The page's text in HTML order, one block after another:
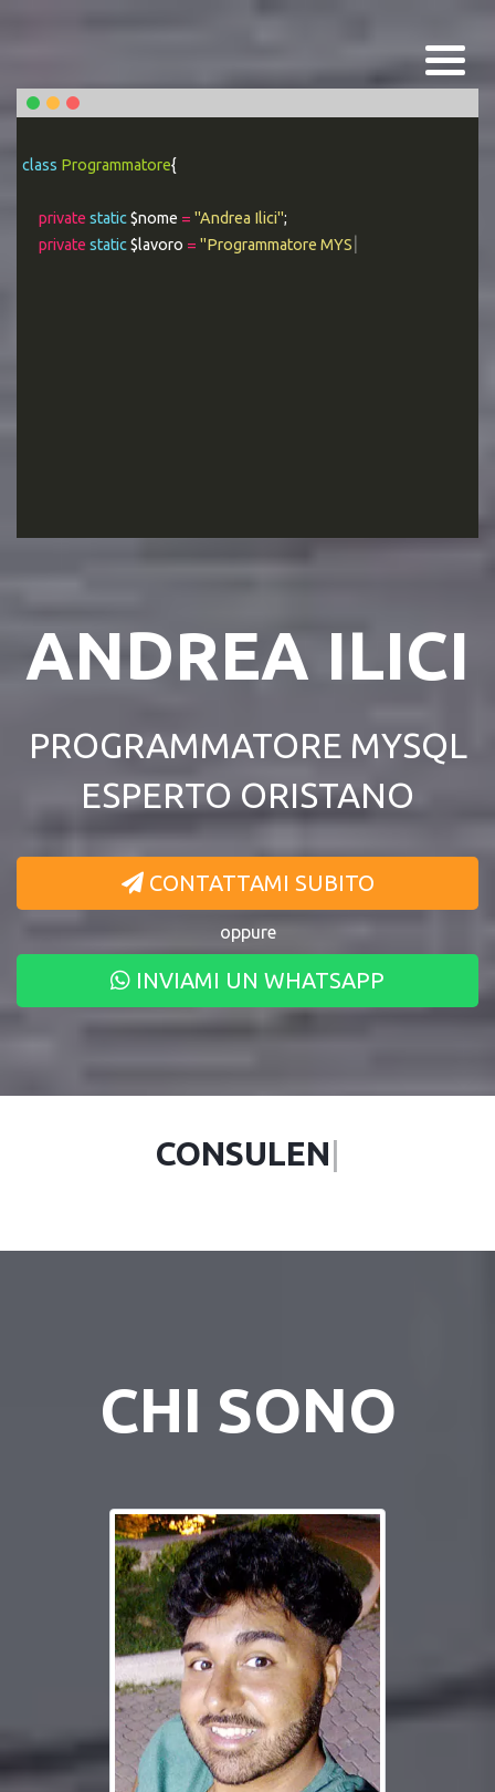
class Programmatore{
private static$nome = "Andrea Ilici";
private static$lavoro = "Programmatore MYSQL Esperto"
ANDREA ILICI
PROGRAMMATORE MYSQL
ESPERTO ORISTANO
CONTATTAMI SUBITO
oppure
INVIAMI UN WHATSAPP
CON|
CHI SONO